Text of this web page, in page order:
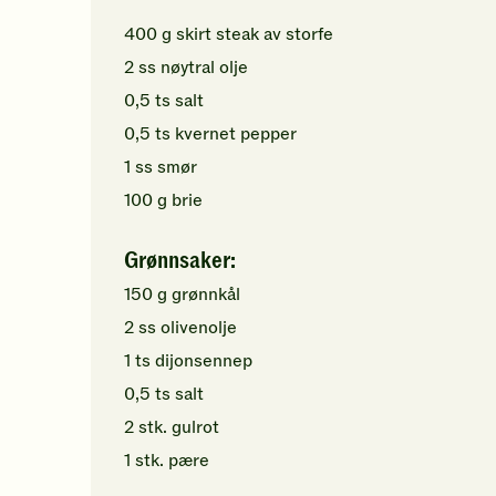
400g skirt steak av storfe
2ss nøytral olje
0,5 ts salt
0,5 ts kvernet pepper
1 ss smør
100g brie
Grønnsaker:
150g grønnkål
2ss olivenolje
1 ts dijonsennep
0,5 ts salt
2stk. gulrot
1 stk. pære